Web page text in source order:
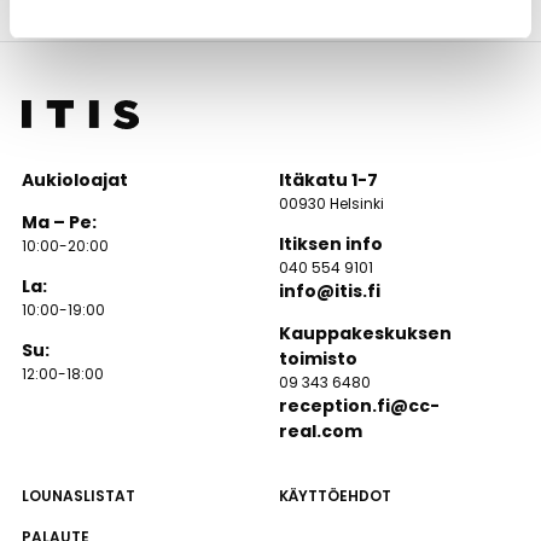
LOUNASLISTAT
KÄYTTÖEHDOT
PALAUTE
Aukioloajat
Ma – Pe:
10:00-20:00
La:
10:00-19:00
Su:
12:00-18:00
Itäkatu 1-7
00930 Helsinki
Itiksen info
040 554 9101
info@itis.fi
Kauppakeskuksen
toimisto
09 343 6480
reception.fi@cc-
real.com